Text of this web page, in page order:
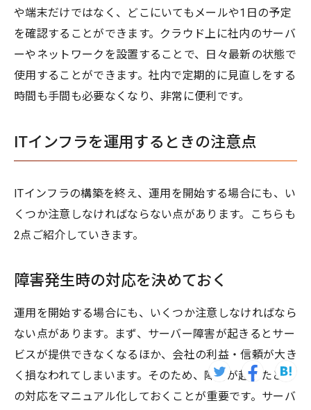
や端末だけではなく、どこにいてもメールや1日の予定
を確認することができます。クラウド上に社内のサーバ
ーやネットワークを設置することで、日々最新の状態で
使用することができます。社内で定期的に見直しをする
時間も手間も必要なくなり、非常に便利です。
ITインフラを運用するときの注意点
ITインフラの構築を終え、運用を開始する場合にも、い
くつか注意しなければならない点があります。こちらも
2点ご紹介していきます。
障害発生時の対応を決めておく
運用を開始する場合にも、いくつか注意しなければなら
ない点があります。まず、サーバー障害が起きるとサー
ビスが提供できなくなるほか、会社の利益・信頼が大き
く損なわれてしまいます。そのため、障害が起きたとき
の対応をマニュアル化しておくことが重要です。サーバ